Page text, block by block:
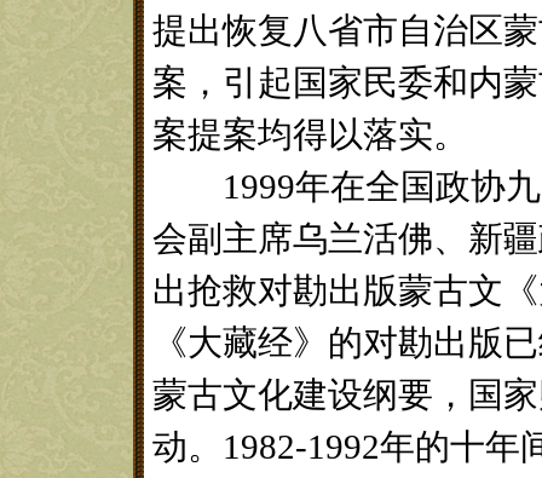
提出恢复八省市自治区
案，引起国家民委和内
案提案均得以落实。
1999年在全国政协九
会副主席乌兰活佛、新
出抢救对勘出版蒙古文
《大藏经》的对勘出版
蒙古文化建设纲要，国
动。1982-1992年的十年